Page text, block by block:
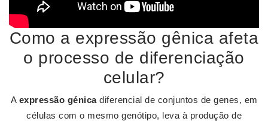
Como a expressão gênica afeta
o processo de diferenciação
celular?
A expressão génicadiferencial de conjuntos de genes, em
células com o mesmo genótipo, leva à produção de